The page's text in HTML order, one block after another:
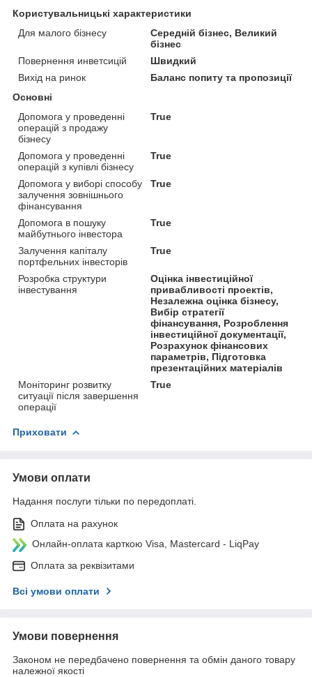
Користувальницькі характеристики
Для малого бізнесу
Середній бізнес, Великий
бізнес
Повернення инветcицій
Швидкий
Вихід на ринок
Баланс попиту та пропозиції
Основні
Допомога у проведенні
операцій з продажу
бізнесу
True
Допомога у проведенні
операцій з купівлі бізнесу
True
Допомога у виборі способу
залучення зовнішнього
фінансування
True
Допомога в пошуку
майбутнього інвестора
True
Залучення капіталу
портфельних інвесторів
True
Розробка структури
інвестування
Оцінка інвестиційної
привабливості проектів,
Незалежна оцінка бізнесу,
Вибір стратегії
фінансування, Розроблення
інвестиційної документації,
Розрахунок фінансових
параметрів, Підготовка
презентаційних матеріалів
Моніторинг розвитку
ситуації після завершення
операції
True
Приховати
Умови оплати
Надання послуги тільки по передоплаті.
Оплата на рахунок
Онлайн-оплата карткою Visa, Mastercard - LiqPay
Оплата за реквізитами
Всі умови оплати
Умови повернення
Законом не передбачено повернення та обмін даного товару
належної якості